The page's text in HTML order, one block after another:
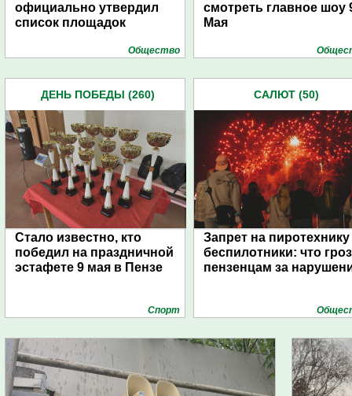
официально утвердил
список площадок
Общество
смотреть главное шоу
Мая
ДЕНЬ ПОБЕДЫ (260)
Стало известно, кто
победил на праздничной
эстафете 9 мая в Пензе
Спорт
САЛЮТ (50)
Запрет на пиротехнику
беспилотники: что
пензенцам за